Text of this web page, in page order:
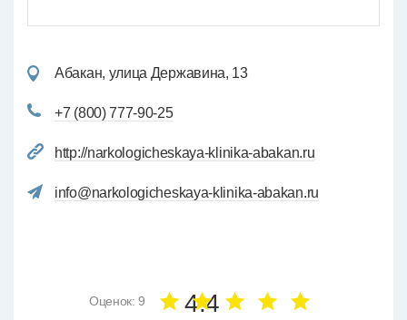
Абакан, улица Державина, 13
+7 (800) 777-90-25
http://narkologicheskaya-klinika-abakan.ru
info@narkologicheskaya-klinika-abakan.ru
4.4
Оценок: 9